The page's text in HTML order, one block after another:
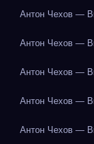
Антон Чехов —
Антон Чехов —
Антон Чехов —
Антон Чехов —
Антон Чехов —